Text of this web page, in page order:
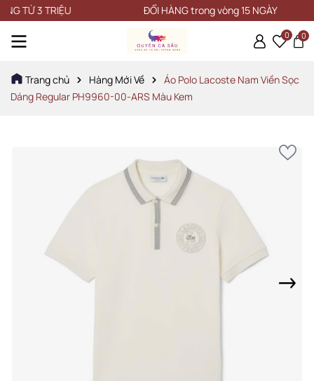
3 TRIỆU ĐỔI HÀNG trong vòng 15 NGÀY
0 0
Trang chủ Hàng Mới Về
Áo Polo Lacoste Nam Viền Sọc
Dáng Regular PH9960-00-ARS Màu Kem